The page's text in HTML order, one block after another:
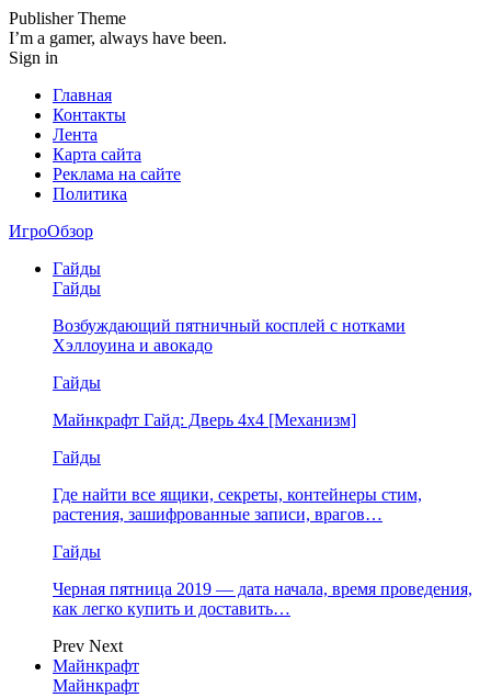
Publisher Theme
I’m a gamer, always have been.
Sign in
Главная
Контакты
Лента
Карта сайта
Реклама на сайте
Политика
ИгроОбзор
Гайды
Гайды
Возбуждающий пятничный косплей с нотками
Хэллоуина и авокадо
Гайды
Майнкрафт Гайд: Дверь 4х4 [Механизм]
Гайды
Где найти все ящики, секреты, контейнеры стим,
растения, зашифрованные записи, врагов…
Гайды
Черная пятница 2019 — дата начала, время проведения,
как легко купить и доставить…
Prev Next
Майнкрафт
Майнкрафт